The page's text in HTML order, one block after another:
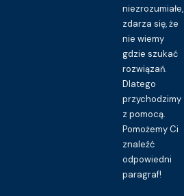
niezrozumiałe,
zdarza się, że
nie wiemy
gdzie szukać
rozwiązań.
Dlatego
przychodzimy
z pomocą.
Pomożemy Ci
znaleźć
odpowiedni
paragraf!